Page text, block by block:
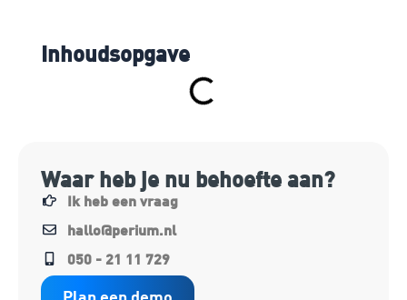
Inhoudsopgave
Waar heb je nu behoefte aan?
Ik heb een vraag
hallo@perium.nl
050 - 21 11 729
Plan een demo